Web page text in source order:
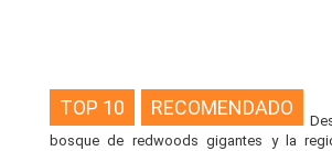
TOP 10 RECOMENDADO
bosque de redwoods gigantes y la